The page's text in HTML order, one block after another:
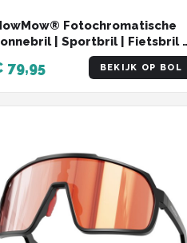
Fotochromatische
| Sportbril | Fietsbril |
Wintersport | LuxaLens |
003
79,95 BEKIJK OP BOL